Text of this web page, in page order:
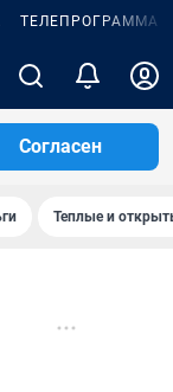
ТЕЛЕПРОГРАММА
Согласен
Теплые и